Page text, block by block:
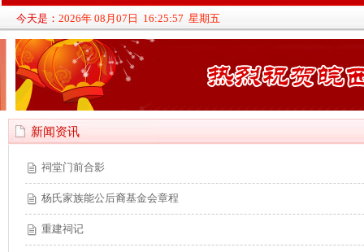
今天是： 2026年 08月07日 16:25:58 星期五
新闻资讯
祠堂门前合影
杨氏家族能公后裔基金会章程
重建祠记